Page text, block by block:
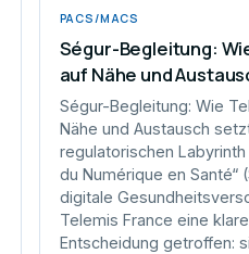
PACS/MACS
Ségur-Begleitung:
auf Nähe und
Ségur-Begleitung: Wie
Nähe und Austausch
regulatorischen Labyrinth
du Numérique en Santé“
digitale
Telemis France eine klare
Entscheidung getroffen: